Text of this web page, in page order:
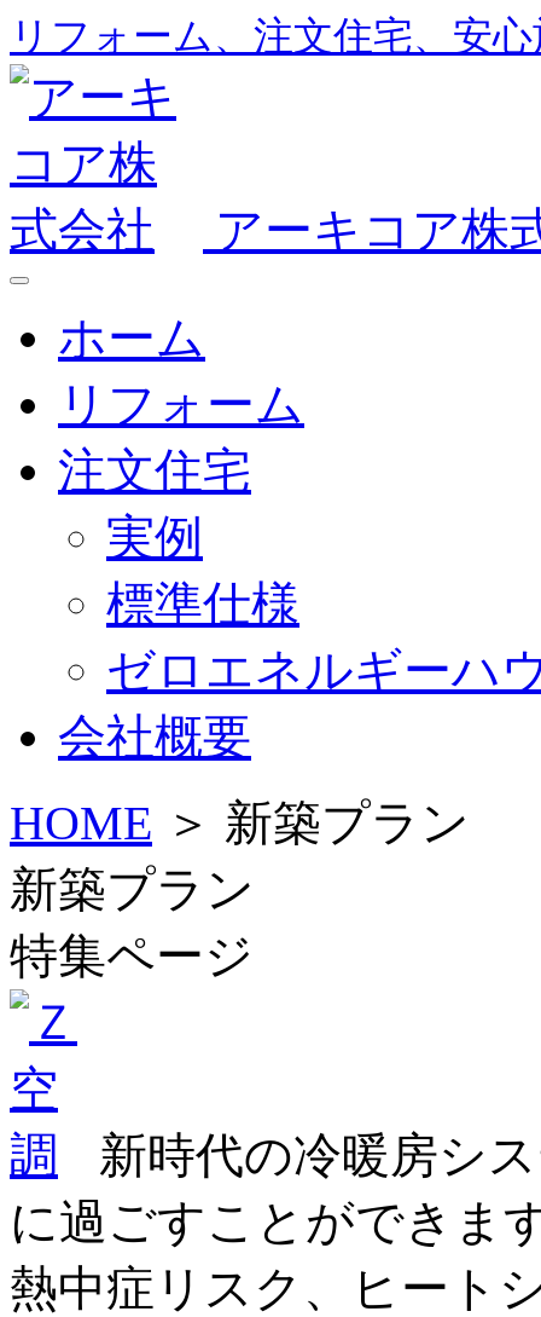
リフォーム、注文住宅、安
アーキコア株
ホーム
リフォーム
注文住宅
実例
標準仕様
ゼロエネルギーハ
会社概要
HOME ＞ 新築プラン
新築プラン
特集ページ
新時代の冷暖房シ
に過ごすことができま
熱中症リスク、ヒート